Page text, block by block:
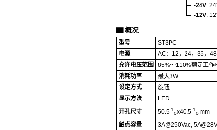
-24V:
-12V:
概况
型号
ST3PC
电源
AC：12，24，36，
允许电压范围
85%～110%额定工作
消耗功率
最大3W
设定方式
旋钮
显示方法
LED
开孔尺寸
50.5 1
0x40.5 1
0 mm
触点容量
3A@250Vac,